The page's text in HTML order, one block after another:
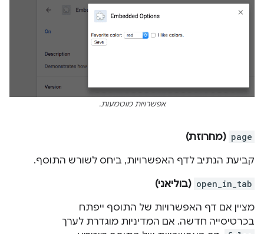
אפשרויות מוטמעות.
page (מחרוזת)
קביעת הנתיב לדף האפשרויות, ביחס לשורש התוסף.
open_in_tab (בוליאני)
מציין אם דף האפשרויות של התוסף ייפתח
בכרטיסייה חדשה. אם המדיניות מוגדרת לערך